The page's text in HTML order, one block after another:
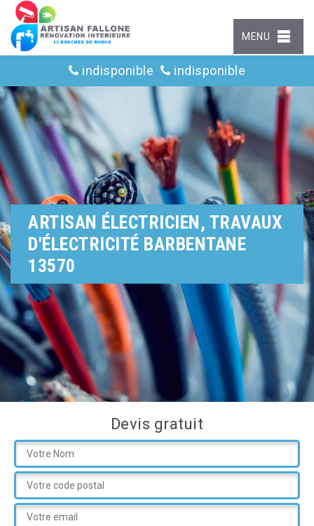
MENU
indisponible indisponible
ARTISAN ÉLECTRICIEN, TRAVAUX
D'ÉLECTRICITÉ BARBENTANE
13570
Devis gratuit